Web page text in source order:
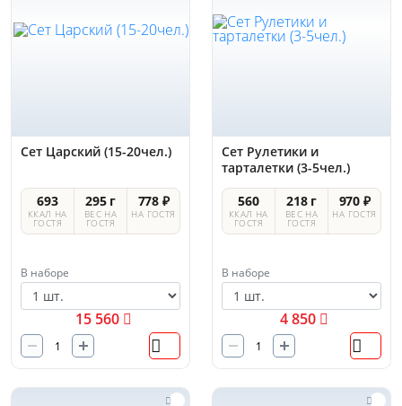
Сет Царский (15-20чел.)
693
ККАЛ НА
ГОСТЯ
295 г
ВЕС НА
ГОСТЯ
778 ₽
НА ГОСТЯ
В наборе
15 560
Сет Рулетики и
тарталетки (3-5чел.)
560
ККАЛ НА
ГОСТЯ
218 г
ВЕС НА
ГОСТЯ
970 ₽
НА ГОСТЯ
В наборе
4 850